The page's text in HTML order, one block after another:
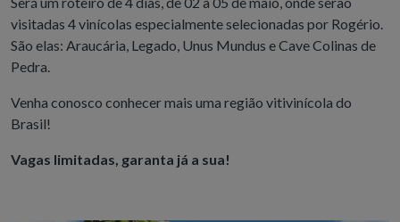
visitadas 4 vinícolas especialmente selecionadas por Rogério.
São elas: Araucária, Legado, Unus Mundus e Cave Colinas de
Pedra.
Venha conosco conhecer mais uma região vitivinícola do
Brasil!
Vagas limitadas, garanta já a sua!